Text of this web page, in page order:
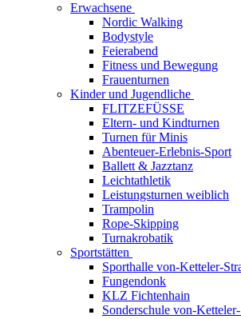
Erwachsene
Nordic Walking
Bodystyle
Feierabend
Fitness und Bewegung
Frauenturnen
Kinder und Jugendliche
FLITZEFÜSSE
Eltern- und Kindturnen
Turnen für Minis
Abenteuer-Erlebnis-Sport
Ballett & Jazztanz
Leichtathletik
Leistungsturnen weiblich
Trampolin
Rope-Skipping
Turnakrobatik
Sportstätten
Sporthalle von-Ketteler-
Fungendonk
KLZ Fichtenhain
Sonderschule von-